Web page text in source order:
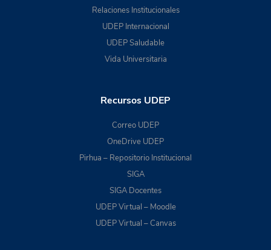
Relaciones Institucionales
UDEP Internacional
UDEP Saludable
Vida Universitaria
Recursos UDEP
Correo UDEP
OneDrive UDEP
Pirhua – Repositorio Institucional
SIGA
SIGA Docentes
UDEP Virtual – Moodle
UDEP Virtual – Canvas